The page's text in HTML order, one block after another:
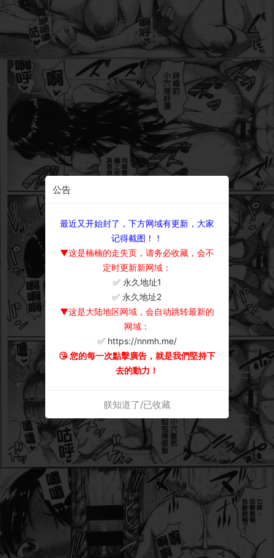
公告
最近又开始封了，下方网域有更新，大家
记得截图！！
▼这是楠楠的走失页，请务必收藏，会不
定时更新新网域：
✅ 永久地址1
✅ 永久地址2
▼这是大陆地区网域，会自动跳转最新的
网域：
✅ https://nnmh.me/
😘 您的每一次點擊廣告，就是我們堅持下
去的動力！
朕知道了/已收藏